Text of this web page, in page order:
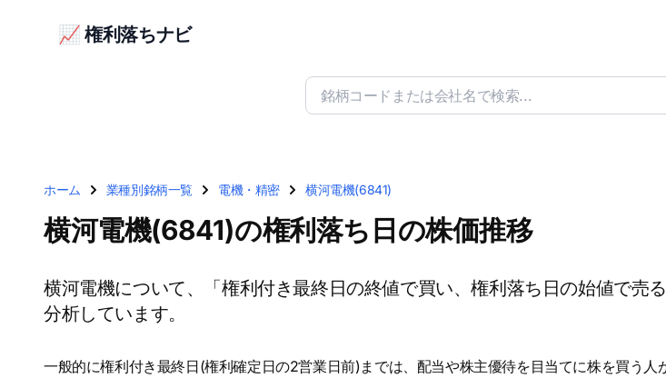
📈 権利落ちナビ
ホーム 業種別銘柄一覧 電機・精密 横河電機(6841)
横河電機(6841)の権利落ち日の株価推移
横河電機について、「権利付き最終日の終値で買い、権利落ち日の始値で売
分析しています。
一般的に権利付き最終日(権利確定日の2営業日前)までは、配当や株主優待を目当てに株を買う